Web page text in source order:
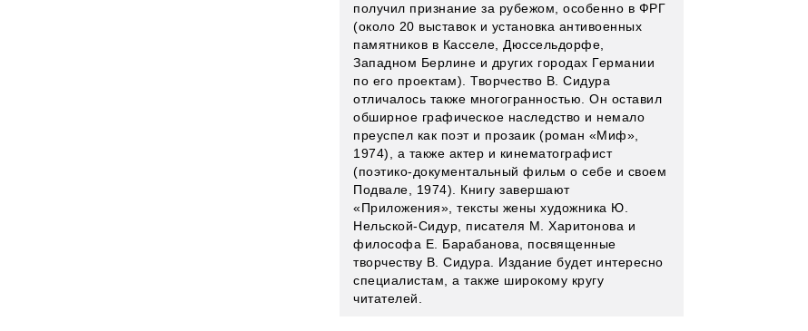
получил признание за рубежом, особенно в ФРГ
(около 20 выставок и установка антивоенных
памятников в Касселе, Дюссельдорфе,
Западном Берлине и других городах Германии
по его проектам). Творчество В. Сидура
отличалось также многогранностью. Он оставил
обширное графическое наследство и немало
преуспел как поэт и прозаик (роман «Миф»,
1974), а также актер и кинематографист
(поэтико-документальный фильм о себе и своем
Подвале, 1974). Книгу завершают
«Приложения», тексты жены художника Ю.
Нельской-Сидур, писателя М. Харитонова и
философа Е. Барабанова, посвященные
творчеству В. Сидура. Издание будет интересно
специалистам, а также широкому кругу
читателей.